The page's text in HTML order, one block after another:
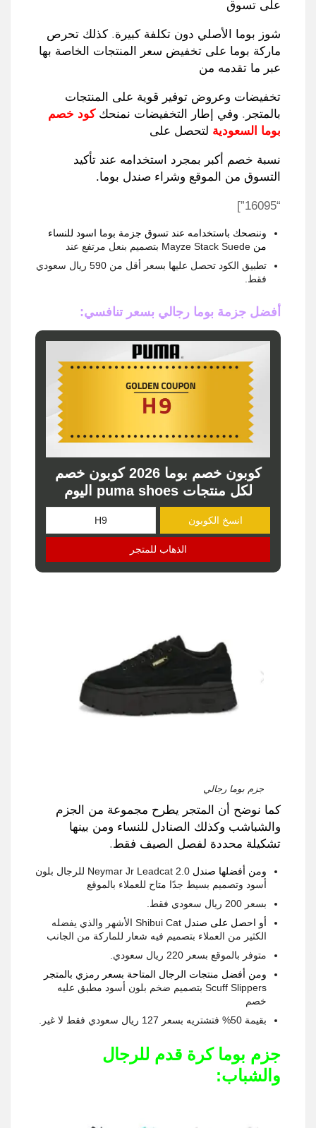
على تسوق
شوز بوما الأصلي دون تكلفة كبيرة. كذلك تحرص
ماركة بوما على تخفيض سعر المنتجات الخاصة بها
عبر ما تقدمه من
تخفيضات وعروض توفير قوية على المنتجات
بالمتجر . وفي إطار التخفيضات نمنحككود خصم
بوما السعودية لتحصل على
نسبة خصم أكبر بمجرد استخدامه عند تأكيد
التسوق من الموقع وشراء صندل بوما.
“16095”]
وننصحك باستخدامه عند تسوق جزمة بوما اسود للنساء
من Mayze Stack Suede بتصميم بنعل مرتفع عند
تطبيق الكود تحصل عليها بسعر أقل من 590 ريال سعودي
فقط.
أفضل جزمة بوما رجالي بسعر تنافسي:
كوبون خصم بوما 2026 كوبون خصم
لكل منتجات puma shoes اليوم
انسخ الكوبون
الذهاب للمتجر
جزم بوما رجالي
كما نوضح أن المتجر يطرح مجموعة من الجزم
والشباشب وكذلك الصنادل للنساء ومن بينها
تشكيلة محددة لفصل الصيف فقط.
ومن أفضلها صندل Neymar Jr Leadcat 2.0 للرجال بلون
أسود وتصميم بسيط جدًا متاح للعملاء بالموقع
بسعر 200 ريال سعودي فقط
أو احصل على صندل Shibui Cat الأشهر والذي يفضله
الكثير من العملاء بتصميم فيه شعار للماركة من الجانب
متوفر بالموقع بسعر 220 ريال سعودي
ومن أفضل منتجات الرجال المتاحة بسعر رمزي بالمتجر
Scuff Slippers بتصميم ضخم بلون أسود مطبق عليه
خصم
بقيمة 50% فتشتريه بسعر 127 ريال سعودي فقط لا غير
جزم بوما كرة قدم للرجال
والشباب: